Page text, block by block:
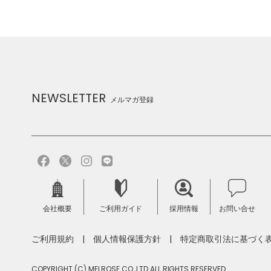
NEWSLETTER メルマガ登録
会社概要 ご利用ガイド 採用情報 お問い合せ
ご利用規約 個人情報保護方針 特定商取引法に基づく